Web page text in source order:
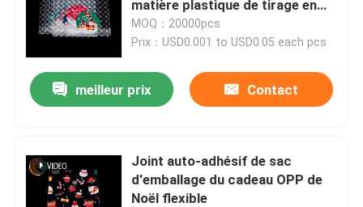
Film VMCPP
sac d'emballage souple
matière plastique de tirage en
couleurs
MOQ：20000pcs
Prix：USD0.001 to USD0.05 each pcs
meilleur prix Contact
Joint auto-adhésif de sac
d'emballage du cadeau OPP de
Noël flexible